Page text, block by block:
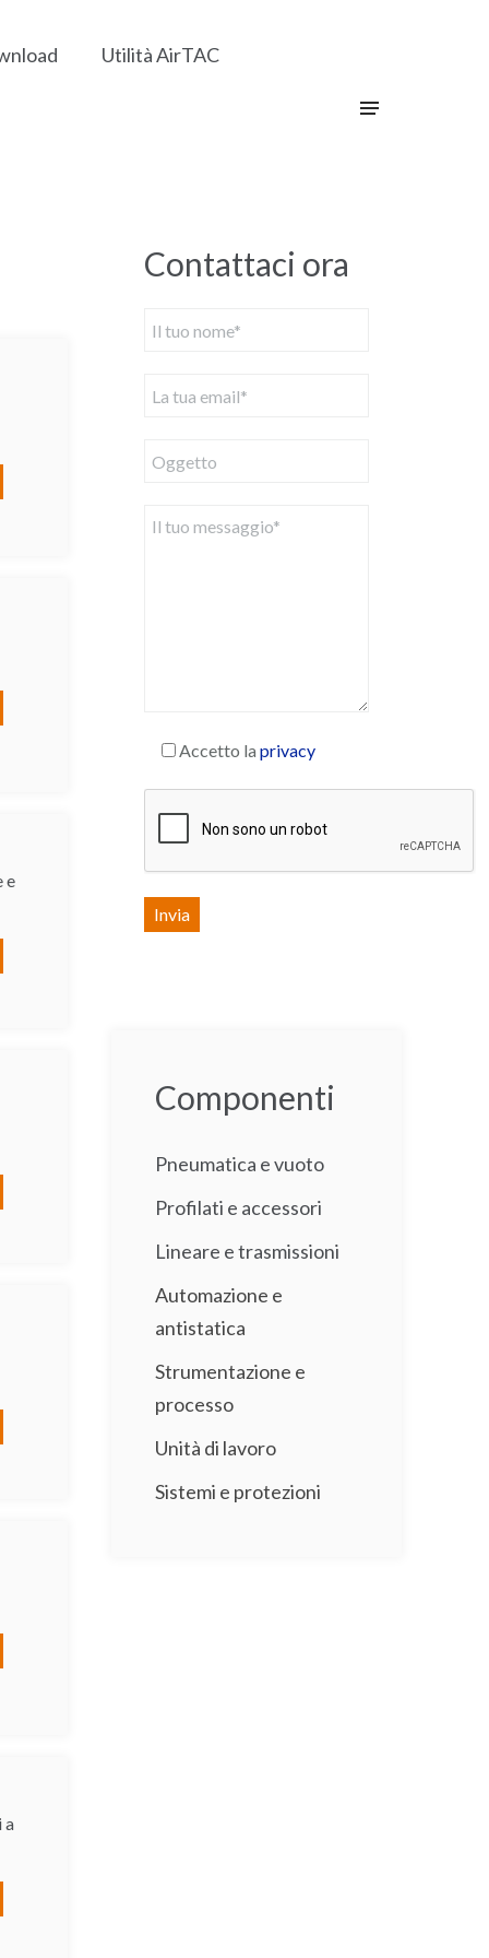
Utilità AirTAC
e
a
Contattaci ora
Accetto la privacy
Componenti
Pneumatica e vuoto
Profilati e accessori
Lineare e trasmissioni
Automazione e
antistatica
Strumentazione e
processo
Unità di lavoro
Sistemi e protezioni